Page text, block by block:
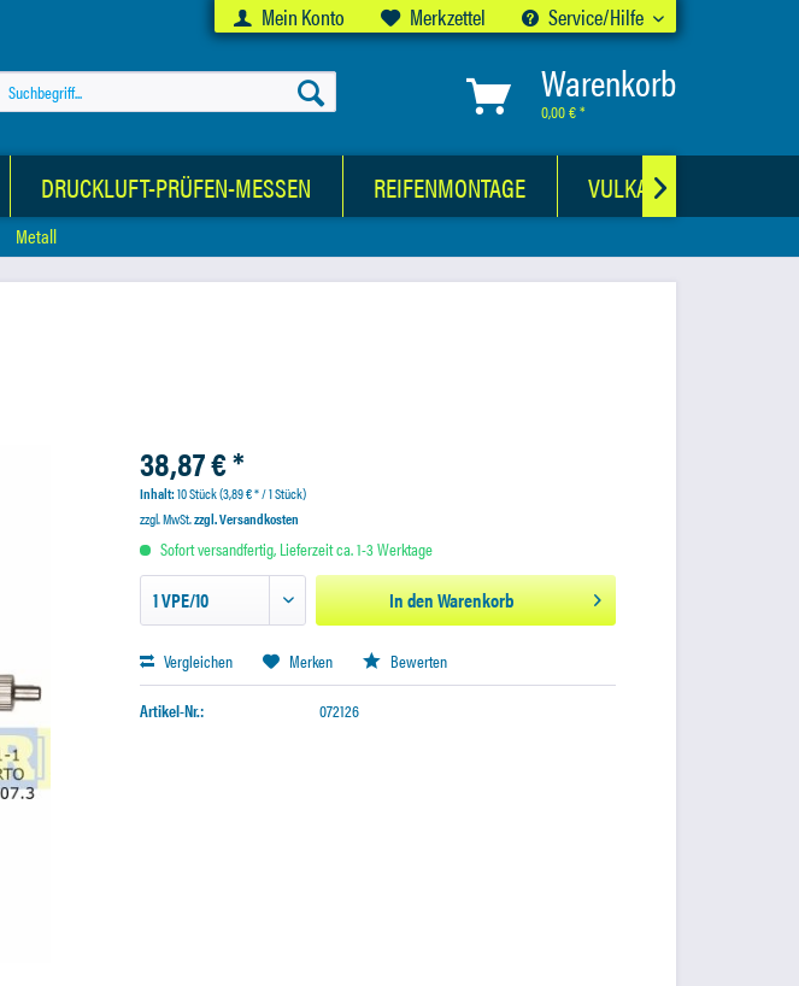
Mein Konto Merkzettel Service/Hilfe
Warenkorb
0,00 € *
DRUCKLUFT-PRÜFEN-MESSEN REIFENMONTAGE 
Metall
38,87 € *
Inhalt:10 Stück (3,89 € * / 1 Stück)
zzgl. MwSt.zzgl. Versandkosten
Sofort versandfertig, Lieferzeit ca. 1-3 Werktage
In denWarenkorb
Vergleichen Merken Bewerten
Artikel-Nr.: 072126